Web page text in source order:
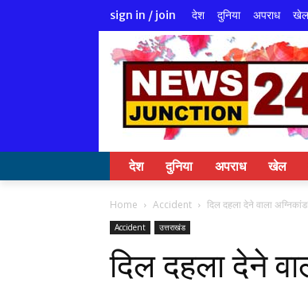
sign in / join देश दुनिया अपराध खेल
देश दुनिया अपराध खेल
Home Accident दिल दहला देने वाला
Accident उत्तराखंड
दिल दहला देने